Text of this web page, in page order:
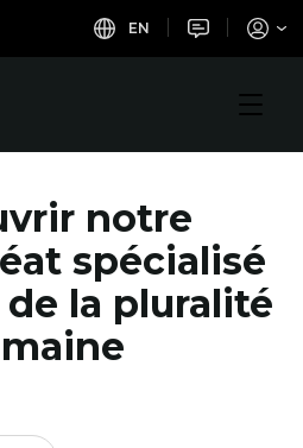
EN
notre
spécialisé
la pluralité